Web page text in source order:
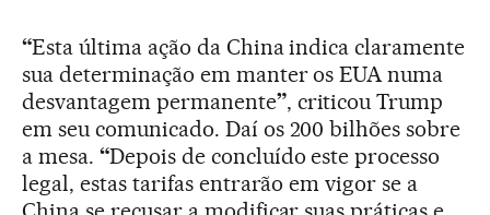
“Esta última ação da China indica claramente
sua determinação em manter os EUA numa
desvantagem permanente”, criticou Trump
em seu comunicado. Daí os 200 bilhões sobre
a mesa. “Depois de concluído este processo
legal, estas tarifas entrarão em vigor se a